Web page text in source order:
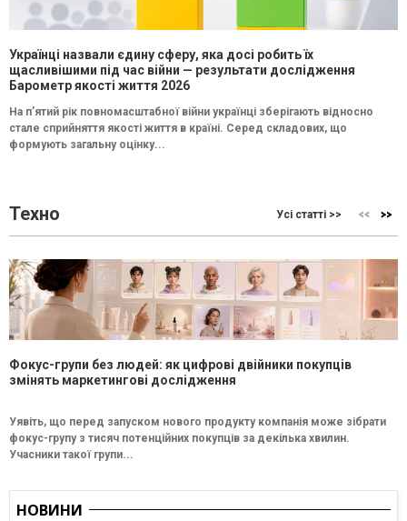
Українці назвали єдину сферу, яка досі робить їх
щасливішими під час війни — результати дослідження
Барометр якості життя 2026
На п’ятий рік повномасштабної війни українці зберігають відносно
стале сприйняття якості життя в країні. Серед складових, що
формують загальну оцінку...
Техно Усі статті >>
Фокус-групи без людей: як цифрові двійники покупців
змінять маркетингові дослідження
Уявіть, що перед запуском нового продукту компанія може зібрати
фокус-групу з тисяч потенційних покупців за декілька хвилин.
Учасники такої групи...
НОВИНИ